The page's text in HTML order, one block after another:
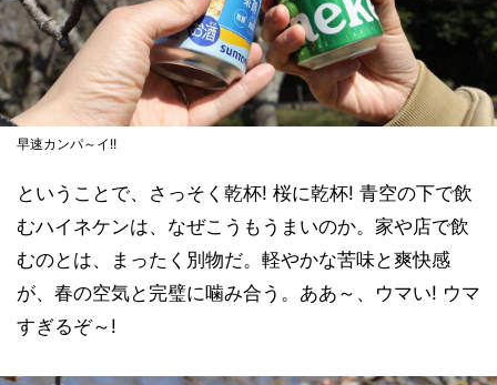
早速カンパ～イ!!
ということで、さっそく乾杯! 桜に乾杯! 青空の下で飲
むハイネケンは、なぜこうもうまいのか。家や店で飲
むのとは、まったく別物だ。軽やかな苦味と爽快感
が、春の空気と完璧に噛み合う。ああ～、ウマい! ウマ
すぎるぞ～!